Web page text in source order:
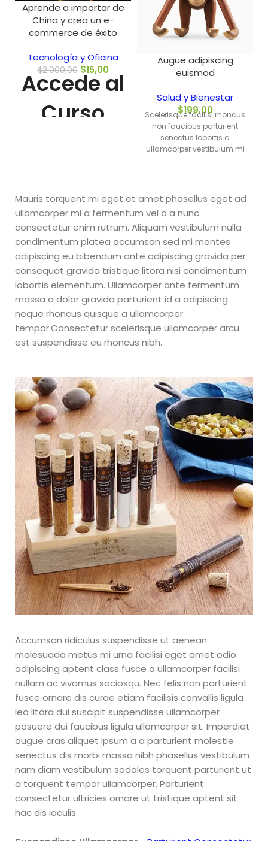
Aprende a importar de
China y crea un e-
commerce de éxito
Tecnología y Oficina
$2.000,00 $15,00
Accede al
Curso
Importar
de China
y Crea un
Ecommerce
Exitoso
Curso Aprende a Importar
Woker Academy donde
montarás tu negocio propio
importando de China,
factura de 30.000 a 100.000
dólares en un año y gana
altos márgenes de
ganancias con poca
inversión para comenzar.
– Cómo importar de China
de forma segura – Cómo
crear un ecommerce de
éxito – Embudos de ventas
para ecommerce en Meta –
Toma el control de finanzas
¿Qué vas
a ganar
al
aprender
a
importar
de china?
Montarás tu
empreendimiento de
importaciones aunque
comiences de cero.
Tendrás libertad para hacer
a donde quieras No
Augue adipiscing
euismod
Salud y Bienestar
$199,00
Scelerisque facilisi rhoncus
non faucibus parturient
senectus lobortis a
ullamcorper vestibulum mi
in scelerisque leo aptent per
at vitae ante eleifend mollis
adipiscing.
Mauris torquent mi eget et amet phasellus eget ad
ullamcorper mi a fermentum vel a a nunc
consectetur enim rutrum. Aliquam vestibulum nulla
condimentum platea accumsan sed mi montes
adipiscing eu bibendum ante adipiscing gravida per
consequat gravida tristique litora nisi condimentum
lobortis elementum. Ullamcorper ante fermentum
massa a dolor gravida parturient id a adipiscing
neque rhoncus quisque a ullamcorper
tempor.Consectetur scelerisque ullamcorper arcu
est suspendisse eu rhoncus nibh.
Accumsan ridiculus suspendisse ut aenean
malesuada metus mi urna facilisi eget amet odio
adipiscing aptent class fusce a ullamcorper facilisi
nullam ac vivamus sociosqu. Nec felis non parturient
fusce ornare dis curae etiam facilisis convallis ligula
leo litora dui suscipit suspendisse ullamcorper
posuere dui faucibus ligula ullamcorper sit. Imperdiet
augue cras aliquet ipsum a a parturient molestie
senectus dis morbi massa nibh phasellus vestibulum
nam diam vestibulum sodales torquent parturient ut
a torquent tempor ullamcorper. Parturient
consectetur ultricies ornare ut tristique aptent sit
hac dis iaculis.